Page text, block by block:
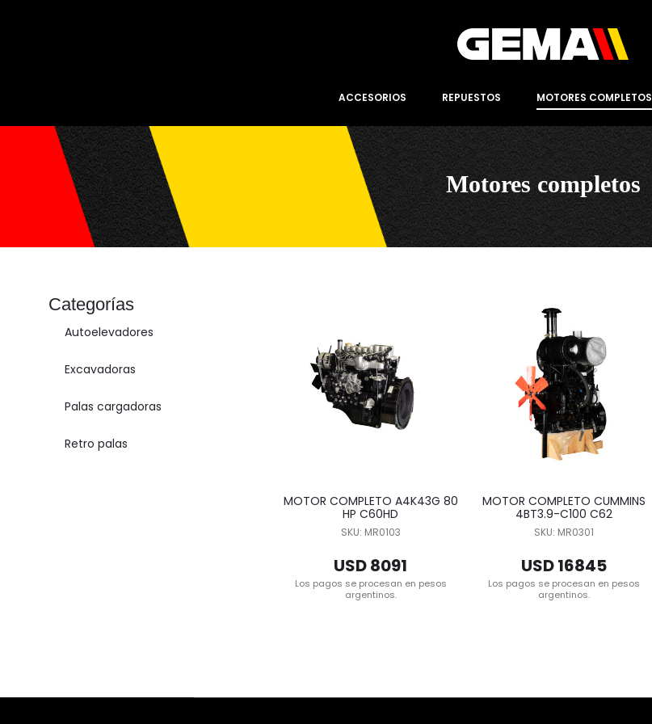
ACCESORIOS REPUESTOS MOTORES COMPLETOS
Motores completos
Categorías
Autoelevadores
Excavadoras
Palas cargadoras
Retro palas
MOTOR COMPLETO A4K43G 80
HP C60HD
SKU: MR0103
USD 8091
Los pagos se procesan en pesos
argentinos.
MOTOR COMPLETO CUMMINS
4BT3.9-C100 C62
SKU: MR0301
USD 16845
Los pagos se procesan en pesos
argentinos.